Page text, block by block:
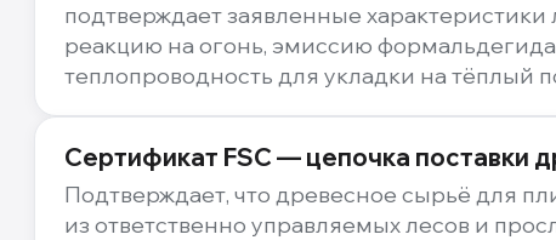
подтверждает заявленные
реакцию на огонь, эмиссию
теплопроводность для укладки на тёплый
Сертификат FSC — цепочка поставки
Подтверждает, что древесное сырьё для
из ответственно управляемых лесов и